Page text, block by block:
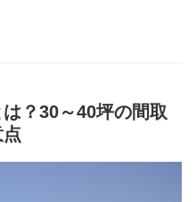
？30～40坪の間取